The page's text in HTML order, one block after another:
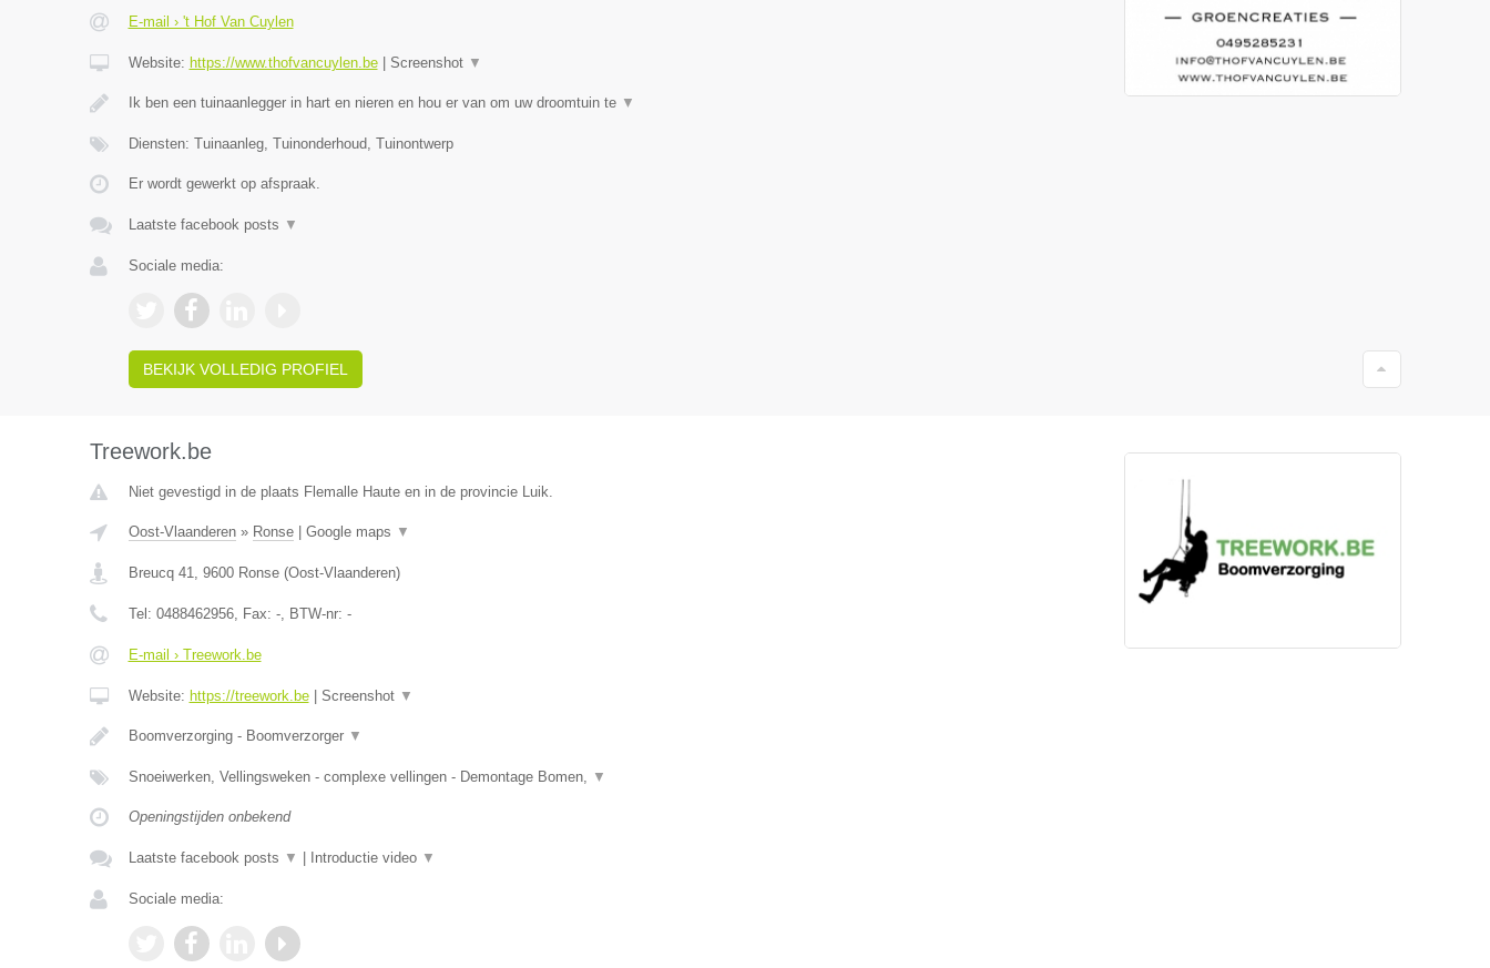
E-mail › 't Hof Van Cuylen
Website: https://www.thofvancuylen.be| Screenshot ▼
Ik ben een tuinaanlegger in hart en nieren en hou er van om uw droomtuin te ▼
Diensten: Tuinaanleg, Tuinonderhoud, Tuinontwerp
Er wordt gewerkt op afspraak.
Laatste facebook posts ▼
Sociale media:
BEKIJK VOLLEDIG PROFIEL
Treework.be
Niet gevestigd in de plaats Flemalle Haute en in de provincie Luik.
Oost-Vlaanderen» Ronse| Google maps ▼
Breucq 41, 9600 Ronse(Oost-Vlaanderen)
Tel: 0488462956, Fax: -, BTW-nr: -
E-mail › Treework.be
Website: https://treework.be| Screenshot ▼
Boomverzorging - Boomverzorger ▼
Snoeiwerken, Vellingsweken - complexe vellingen - Demontage Bomen, ▼
Openingstijden onbekend
Laatste facebook posts ▼ Introductie video ▼
Sociale media: